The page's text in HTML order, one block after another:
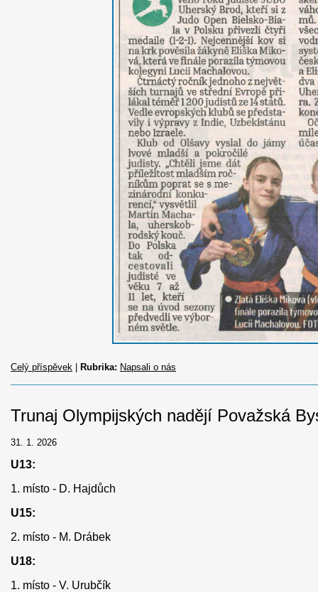
Celý příspěvek Rubrika: Napsali o nás
Trunaj Olympijských nadějí Považská
31. 1. 2026
U13:
1. místo - D. Hajdůch
U15:
2. místo - M. Drábek
U18:
1. místo - V. Urubčík